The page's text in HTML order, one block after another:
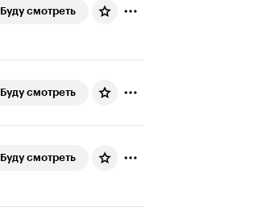
Буду смотреть
Буду смотреть
Буду смотреть